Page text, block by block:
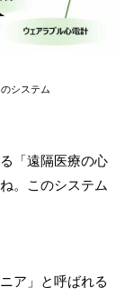
システム
「遠隔医療の心
。このシステム
ア」と呼ばれる